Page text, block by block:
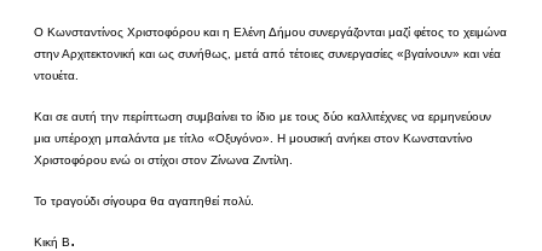
Ο Κωνσταντίνος Χριστοφόρου και η Ελένη Δήμου συνεργάζονται μαζί φέτος το χειμώνα
στην Αρχιτεκτονική και ως συνήθως, μετά από τέτοιες συνεργασίες «βγαίνουν» και νέα
ντουέτα.
Και σε αυτή την περίπτωση συμβαίνει το ίδιο με τους δύο καλλιτέχνες να ερμηνεύουν
μια υπέροχη μπαλάντα με τίτλο «Οξυγόνο». Η μουσική ανήκει στον Κωνσταντίνο
Χριστοφόρου ενώ οι στίχοι στον Ζίνωνα Ζιντίλη.
Το τραγούδι σίγουρα θα αγαπηθεί πολύ.
Κική Β.